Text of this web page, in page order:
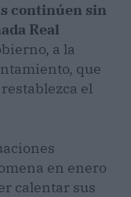
continúen sin
Real
a la
que
el
en enero
calentar sus